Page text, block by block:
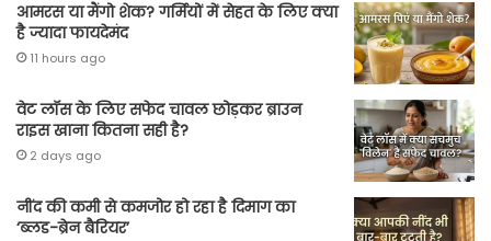
आमरस या मैंगो शेक? गर्मियों में सेहत के लिए क्या
है ज्यादा फायदेमंद
11 hours ago
वेट लॉस के लिए सफेद चावल छोड़कर ब्राउन
राइस खाना कितना सही है?
2 days ago
नींद की कमी से कमजोर हो रहा है दिमाग का
‘ब्लड-ब्रेन बैरियर’